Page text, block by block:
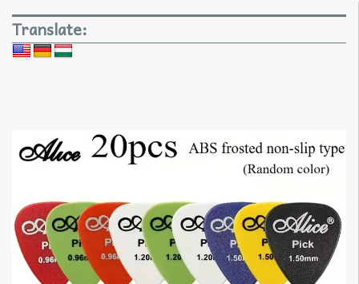
Translate: